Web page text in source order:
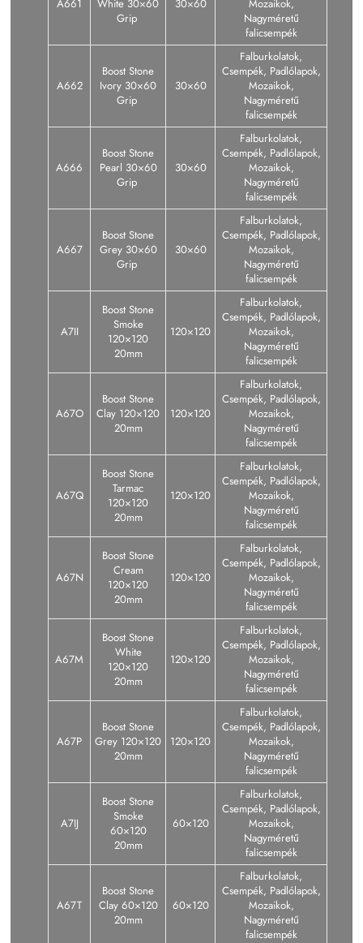
A661
White 30×60
Grip
30×60
Mozaikok,
Nagyméretű
falicsempék
A662
Boost Stone
Ivory 30×60
Grip
30×60
Falburkolatok,
Csempék, Padlólapok,
Mozaikok,
Nagyméretű
falicsempék
A666
Boost Stone
Pearl 30×60
Grip
30×60
Falburkolatok,
Csempék, Padlólapok,
Mozaikok,
Nagyméretű
falicsempék
A667
Boost Stone
Grey 30×60
Grip
30×60
Falburkolatok,
Csempék, Padlólapok,
Mozaikok,
Nagyméretű
falicsempék
A7II
Boost Stone
Smoke
120×120
20mm
120×120
Falburkolatok,
Csempék, Padlólapok,
Mozaikok,
Nagyméretű
falicsempék
A67O
Boost Stone
Clay 120×120
20mm
120×120
Falburkolatok,
Csempék, Padlólapok,
Mozaikok,
Nagyméretű
falicsempék
A67Q
Boost Stone
Tarmac
120×120
20mm
120×120
Falburkolatok,
Csempék, Padlólapok,
Mozaikok,
Nagyméretű
falicsempék
A67N
Boost Stone
Cream
120×120
20mm
120×120
Falburkolatok,
Csempék, Padlólapok,
Mozaikok,
Nagyméretű
falicsempék
A67M
Boost Stone
White
120×120
20mm
120×120
Falburkolatok,
Csempék, Padlólapok,
Mozaikok,
Nagyméretű
falicsempék
A67P
Boost Stone
Grey 120×120
20mm
120×120
Falburkolatok,
Csempék, Padlólapok,
Mozaikok,
Nagyméretű
falicsempék
A7IJ
Boost Stone
Smoke
60×120
20mm
60×120
Falburkolatok,
Csempék, Padlólapok,
Mozaikok,
Nagyméretű
falicsempék
A67T
Boost Stone
Clay 60×120
20mm
60×120
Falburkolatok,
Csempék, Padlólapok,
Mozaikok,
Nagyméretű
falicsempék